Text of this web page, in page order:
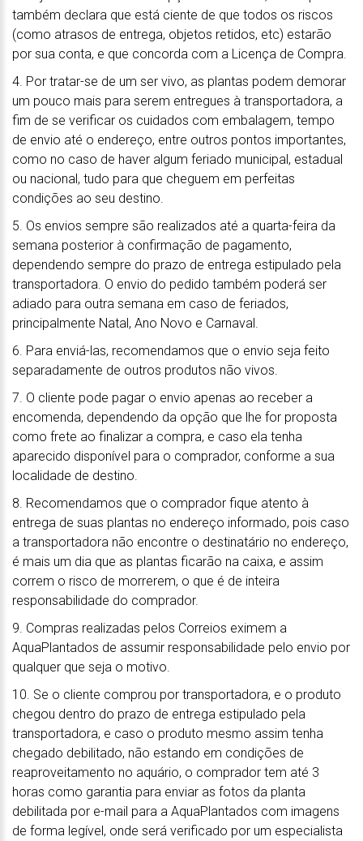
também declara que está ciente de que todos os riscos
(como atrasos de entrega, objetos retidos, etc) estarão
por sua conta, e que concorda com a Licença de Compra.
4. Por tratar-se de um ser vivo, as plantas podem demorar
um pouco mais para serem entregues à transportadora, a
fim de se verificar os cuidados com embalagem, tempo
de envio até o endereço, entre outros pontos importantes,
como no caso de haver algum feriado municipal, estadual
ou nacional, tudo para que cheguem em perfeitas
condições ao seu destino.
5. Os envios sempre são realizados até a quarta-feira da
semana posterior à confirmação de pagamento,
dependendo sempre do prazo de entrega estipulado pela
transportadora. O envio do pedido também poderá ser
adiado para outra semana em caso de feriados,
principalmente Natal, Ano Novo e Carnaval.
6. Para enviá-las, recomendamos que o envio seja feito
separadamente de outros produtos não vivos.
7. O cliente pode pagar o envio apenas ao receber a
encomenda, dependendo da opção que lhe for proposta
como frete ao finalizar a compra, e caso ela tenha
aparecido disponível para o comprador, conforme a sua
localidade de destino.
8. Recomendamos que o comprador fique atento à
entrega de suas plantas no endereço informado, pois caso
a transportadora não encontre o destinatário no endereço,
é mais um dia que as plantas ficarão na caixa, e assim
correm o risco de morrerem, o que é de inteira
responsabilidade do comprador.
9. Compras realizadas pelos Correios eximem a
AquaPlantados de assumir responsabilidade pelo envio por
qualquer que seja o motivo.
10. Se o cliente comprou por transportadora, e o produto
chegou dentro do prazo de entrega estipulado pela
transportadora, e caso o produto mesmo assim tenha
chegado debilitado, não estando em condições de
reaproveitamento no aquário, o comprador tem até 3
horas como garantia para enviar as fotos da planta
debilitada por e-mail para a AquaPlantados com imagens
de forma legível, onde será verificado por um especialista